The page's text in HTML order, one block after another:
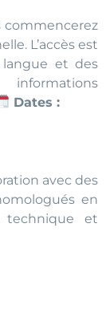
commencerez
L’accès est
et des
Dates :
avec des
en
technique et